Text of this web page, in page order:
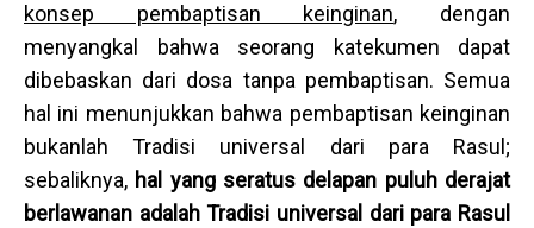
konsep pembaptisan keinginan, dengan
menyangkal bahwa seorang katekumen dapat
dibebaskan dari dosa tanpa pembaptisan. Semua
hal ini menunjukkan bahwa pembaptisan keinginan
bukanlah Tradisi universal dari para Rasul;
sebaliknya, hal yang seratus delapan puluh derajat
berlawanan adalah Tradisi universal dari para Rasul